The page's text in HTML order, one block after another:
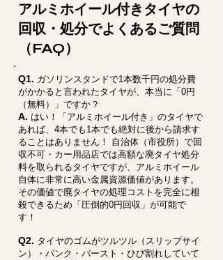
アルミホイール付きタイヤの
回収・処分でよくあるご質問
（FAQ）
Q1. ガソリンスタンドで1本数千円の処分費
がかかると言われたタイヤが、本当に「0円
（無料）」ですか？
A. はい！「アルミホイール付き」のタイヤで
あれば、4本でも1本でも絶対に後から請求す
ることはありません！ 自治体（市役所）で回
収不可・カー用品店では高額な廃タイヤ処分
料を取られるタイヤですが、アルミホイール
自体に非常に高い金属資源価値があります。
その価値で廃タイヤの処理コストを完全に相
殺できるため「圧倒的0円回収」が可能で
す！
Q2. タイヤのゴムがツルツル（スリップサイ
ン）・パンク・バースト・ひび割れしていて